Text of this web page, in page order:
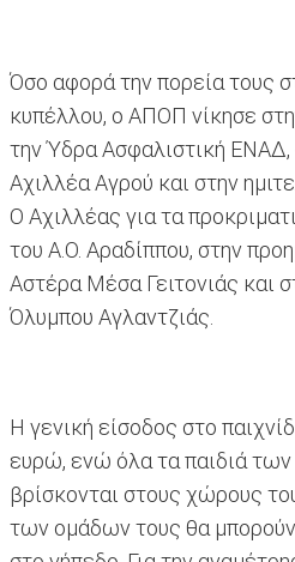
Όσο αφορά την πορεία τους
κυπέλλου, ο ΑΠΟΠ νίκησε
την Ύδρα Ασφαλιστική ΕΝΑΔ,
Αχιλλέα Αγρού και στην
Ο Αχιλλέας για τα
του Α.Ο. Αραδίππου, στην
Αστέρα Μέσα Γειτονιάς και
Όλυμπου Αγλαντζιάς.
Η γενική είσοδος στο
ευρώ, ενώ όλα τα παιδιά
βρίσκονται στους χώρους
των ομάδων τους θα